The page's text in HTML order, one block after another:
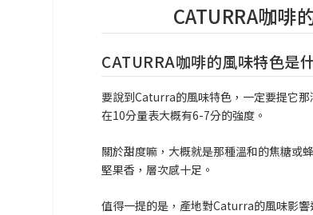
CATURRA咖啡
CATURRA咖啡的風味特色是
要說到Caturra的風味特色，一定要提它
在10分量表大概有6-7分的強度。
關於甜度嘛，大概就是那種溫和的焦糖或
堅果香，層次感十足。
值得一提的是，產地對Caturra的風味影